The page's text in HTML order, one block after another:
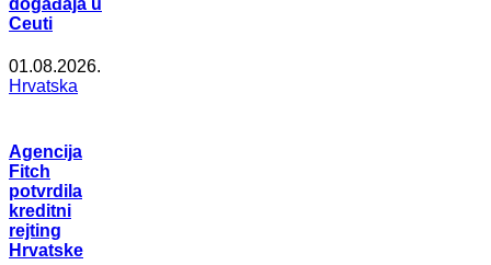
događaja u
Ceuti
01.08.2026.
Hrvatska
Agencija
Fitch
potvrdila
kreditni
rejting
Hrvatske